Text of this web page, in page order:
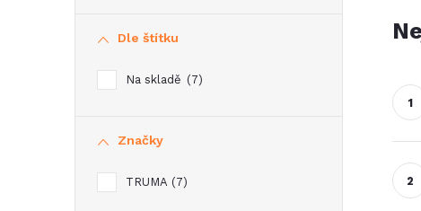
Dle štítku
Na skladě 7
Značky
TRUMA 7